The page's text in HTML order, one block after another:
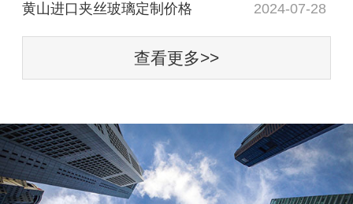
黄山进口夹丝玻璃定制价格 2024-07-28
查看更多>>